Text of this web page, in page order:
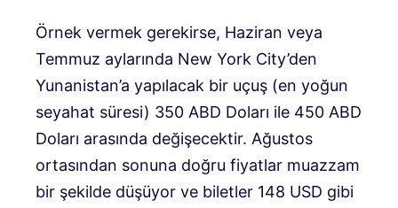
Örnek vermek gerekirse, Haziran veya
Temmuz aylarında New York City’den
Yunanistan’a yapılacak bir uçuş (en yoğun
seyahat süresi) 350 ABD Doları ile 450 ABD
Doları arasında değişecektir. Ağustos
ortasından sonuna doğru fiyatlar muazzam
bir şekilde düşüyor ve biletler 148 USD gibi